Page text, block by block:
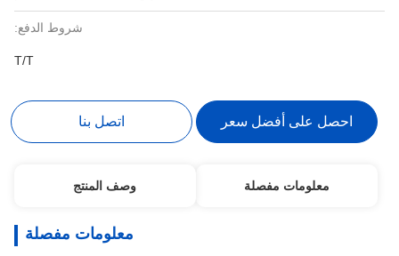
شروط الدفع:
T/T
احصل على أفضل سعر اتصل بنا
معلومات مفصلة وصف المنتج
معلومات مفصلة